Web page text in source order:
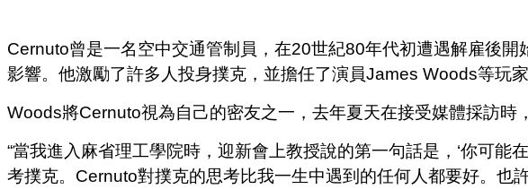
Cernuto曾是一名空中交通管制員，在20世紀80年代初遭遇解雇後
影響。他激勵了許多人投身撲克，並擔任了演員James Woods等玩
Woods將Cernuto視為自己的密友之一，去年夏天在接受媒體採訪時
“當我進入麻省理工學院時，迎新會上教授說的第一句話是，‘你可
考撲克。Cernuto對撲克的思考比我一生中遇到的任何人都要好。也